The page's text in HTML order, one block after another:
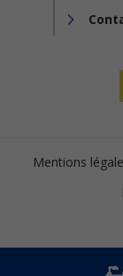
Footer
Mentions